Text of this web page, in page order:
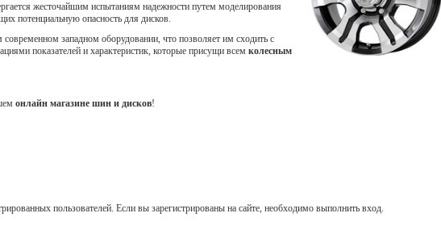
жесточайшим испытаниям надежности путем моделирования
потенциальную опасность для дисков.
современном западном оборудовании, что позволяет им сходить с
показателей и характеристик, которые присущи всем колесным
онлайн магазине шин и дисков!
пользователей. Если вы зарегистрированы на сайте, необходимо выполнить вход.